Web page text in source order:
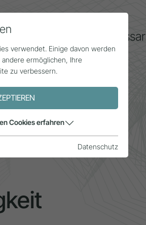
Glossar
verwendet. Einige davon werden
ermöglichen, Ihre
zu verbessern.
Cookies erfahren
Datenschutz